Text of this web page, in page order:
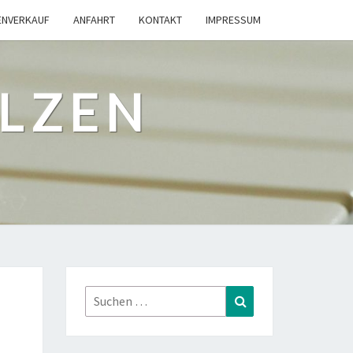
ANFAHRT KONTAKT IMPRESSUM
Suchen
nach: